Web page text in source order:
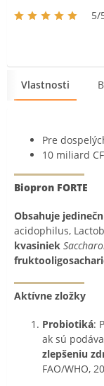
5/
Vlastnosti
Pre
10 miliard
Biopron FORTE
Obsahuje
acidophilus,
kvasiniek
Aktívne zložky
Probiotiká:
ak sú
zlepšeniu
FAO/WHO,